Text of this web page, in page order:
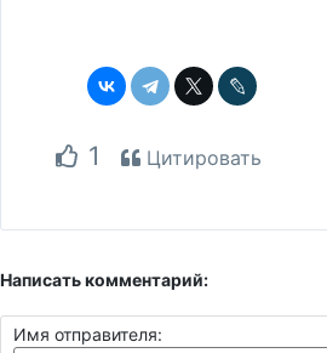
1 Цитировать
Написать комментарий:
Имя отправителя: